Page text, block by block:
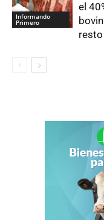
Informando
Primero
el